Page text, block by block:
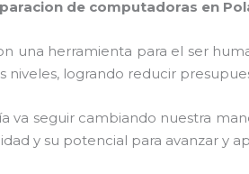
de computadoras en
una herramienta para el ser
niveles, logrando reducir
va seguir cambiando nuestra
y su potencial para avanzar y